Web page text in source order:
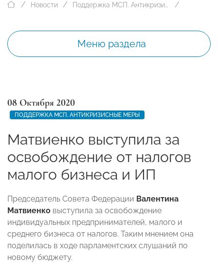
Новости Поддержка МСП. Антикризисные меры
Меню раздела
08 Октября 2020
ПОДДЕРЖКА МСП. АНТИКРИЗИСНЫЕ МЕРЫ
Матвиенко выступила за
освобождение от налогов
малого бизнеса и ИП
Председатель Совета Федерации Валентина
Матвиенко выступила за освобождение
индивидуальных предпринимателей, малого и
среднего бизнеса от налогов. Таким мнением она
поделилась в ходе парламентских слушаний по
новому бюджету.